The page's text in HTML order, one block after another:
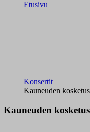
Etusivu
Konsertit
Kauneuden kosketus
Kauneuden kosketus